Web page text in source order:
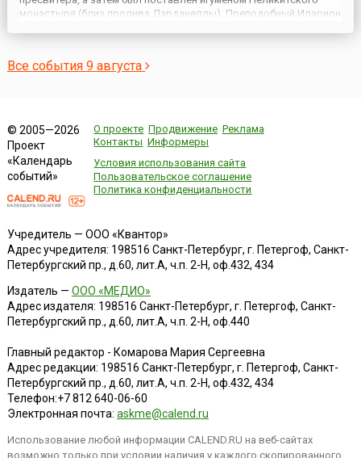
монастыря (близ пролива Дарданеллы). Преподобный Иларион
Все события 9 августа
© 2005—2026
Проект
«Календарь
событий»
О проекте Продвижение Реклама
Контакты Информеры
Условия использования сайта
Пользовательское соглашение
Политика конфиденциальности
Учредитель — ООО «Квантор»
Адрес учредителя: 198516 Санкт-Петербург, г. Петергоф, Санкт-
Петербургский пр., д.60, лит.А, ч.п. 2-Н, оф.432, 434
Издатель — ООО «МЕДИО»
Адрес издателя: 198516 Санкт-Петербург, г. Петергоф, Санкт-
Петербургский пр., д.60, лит.А, ч.п. 2-Н, оф.440
Главный редактор - Комарова Мария Сергеевна
Адрес редакции: 198516 Санкт-Петербург, г. Петергоф, Санкт-
Петербургский пр., д.60, лит.А, ч.п. 2-Н, оф.432, 434
Телефон:+7 812 640-06-60
Электронная почта: askme@calend.ru
Использование любой информации CALEND.RU на веб-сайтах
возможно только при условии наличия у каждого скопированного